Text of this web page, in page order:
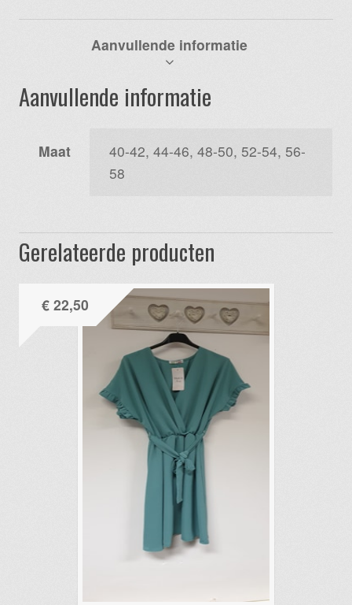
Aanvullende informatie
Aanvullende informatie
Maat
40-42, 44-46, 48-50, 52-54, 56-
58
Gerelateerde producten
€22,50